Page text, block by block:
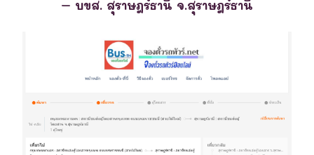
– บขส. สุราษฎร์ธานี จ.สุราษฎร์ธานี